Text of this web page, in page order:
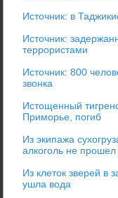
Источник: в
Источник:
террористами
Источник: 800
звонка
Истощенный
Приморье, погиб
Из экипажа
алкоголь не прошел
Из клеток зверей в
ушла вода